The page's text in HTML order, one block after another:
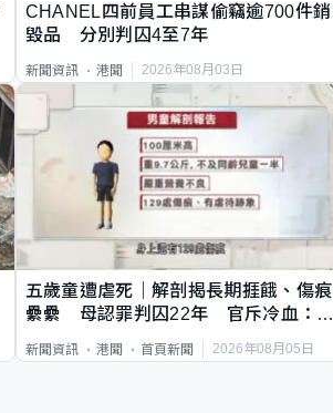
CHANEL四前員工串謀偷竊逾700件銷
毀品 分別判囚4至7年
新聞資訊 港聞 2026年08月03日
五歲童遭虐死｜解剖揭長期捱餓、傷痕
纍纍 母認罪判囚22年 官斥冷血：同
新聞資訊 港聞 首頁新聞 2026年08月05日